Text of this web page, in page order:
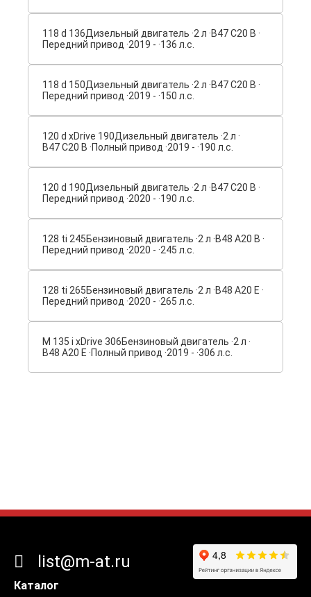
118 d 136Дизельный двигатель ·2 л ·B47 C20 B ·
Передний привод ·2019 - ·136 л.с.
118 d 150Дизельный двигатель ·2 л ·B47 C20 B ·
Передний привод ·2019 - ·150 л.с.
120 d xDrive 190Дизельный двигатель ·2 л ·
B47 C20 B ·Полный привод ·2019 - ·190 л.с.
120 d 190Дизельный двигатель ·2 л ·B47 C20 B ·
Передний привод ·2020 - ·190 л.с.
128 ti 245Бензиновый двигатель ·2 л ·B48 A20 B ·
Передний привод ·2020 - ·245 л.с.
128 ti 265Бензиновый двигатель ·2 л ·B48 A20 E ·
Передний привод ·2020 - ·265 л.с.
M 135 i xDrive 306Бензиновый двигатель ·2 л ·
B48 A20 E ·Полный привод ·2019 - ·306 л.с.
Каталог
list@m-at.ru